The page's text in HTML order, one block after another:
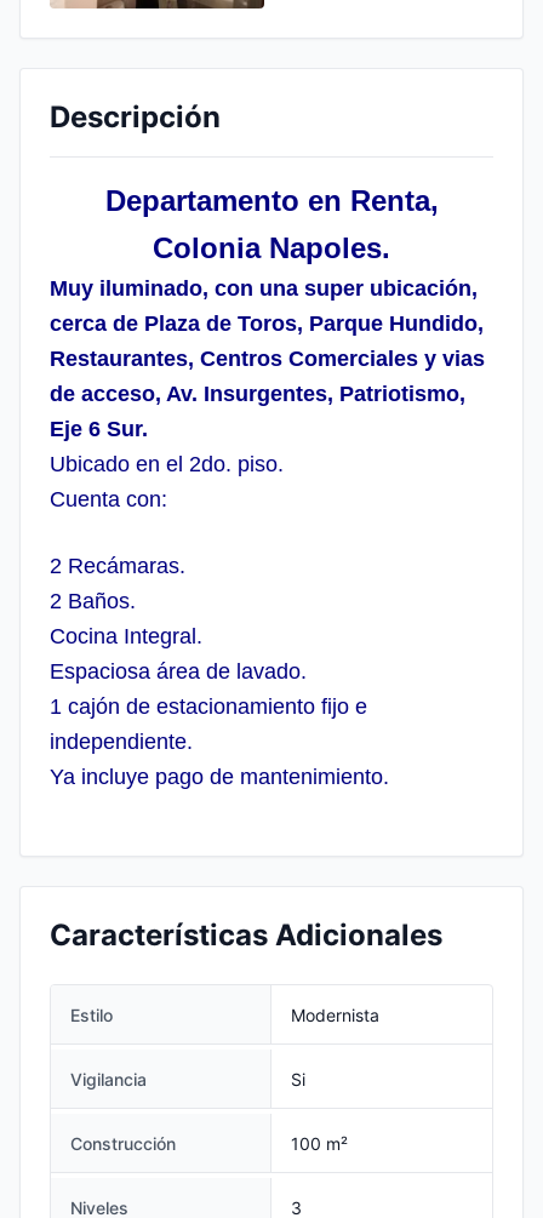
Descripción
Departamento en Renta,
Colonia Napoles.
Muy iluminado, con una super ubicación,
cerca de Plaza de Toros, Parque Hundido,
Restaurantes, Centros Comerciales y vias
de acceso, Av. Insurgentes, Patriotismo,
Eje 6 Sur.
Ubicado en el 2do. piso.
Cuenta con:
2 Recámaras.
2 Baños.
Cocina Integral.
Espaciosa área de lavado.
1 cajón de estacionamiento fijo e
independiente.
Ya incluye pago de mantenimiento.
Características Adicionales
Estilo Modernista
Vigilancia Si
Construcción 100 m²
Niveles 3